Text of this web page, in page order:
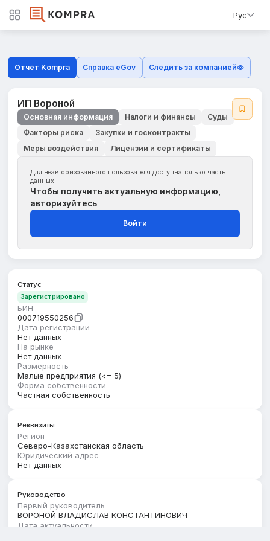
Рус
Отчёт Kompra Справка eGov Следить за компанией
ИП Вороной
Основная информация Налоги и финансы
Суды
Факторы риска
Закупки и госконтракты
Меры воздействия
Лицензии и сертификаты
Для неавторизованного пользователя доступна только часть
данных
Чтобы получить актуальную информацию,
авторизуйтесь
Войти
Статус
Зарегистрировано
БИН
000719550256
Дата регистрации
Нет данных
На рынке
Нет данных
Размерность
Малые предприятия (<= 5)
Форма собственности
Частная собственность
Реквизиты
Регион
Северо-Казахстанская область
Юридический адрес
Нет данных
Руководство
Первый руководитель
ВОРОНОЙ ВЛАДИСЛАВ КОНСТАНТИНОВИЧ
Дата актуальности